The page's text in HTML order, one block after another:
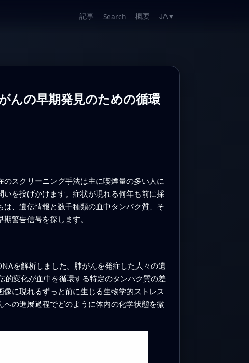
記事 Search 概要 JA ▼
んの早期発見のための循環
スクリーニング手法は主に喫煙量の多い人に
を投げかけます。症状が現れる何年も前に採
、遺伝情報と数千種類の血中タンパク質、そ
警告信号を探します。
を解析しました。肺がんを発症した人々の遺
変化が血中を循環する特定のタンパク質の差
に現れるずっと前に生じる生物学的ストレス
の進展過程でどのように体内の化学状態を微